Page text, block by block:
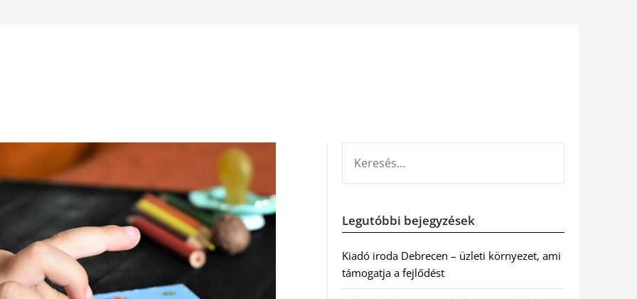
Legutóbbi bejegyzések
Kiadó iroda Debrecen – üzleti környezet, ami
támogatja a fejlődést